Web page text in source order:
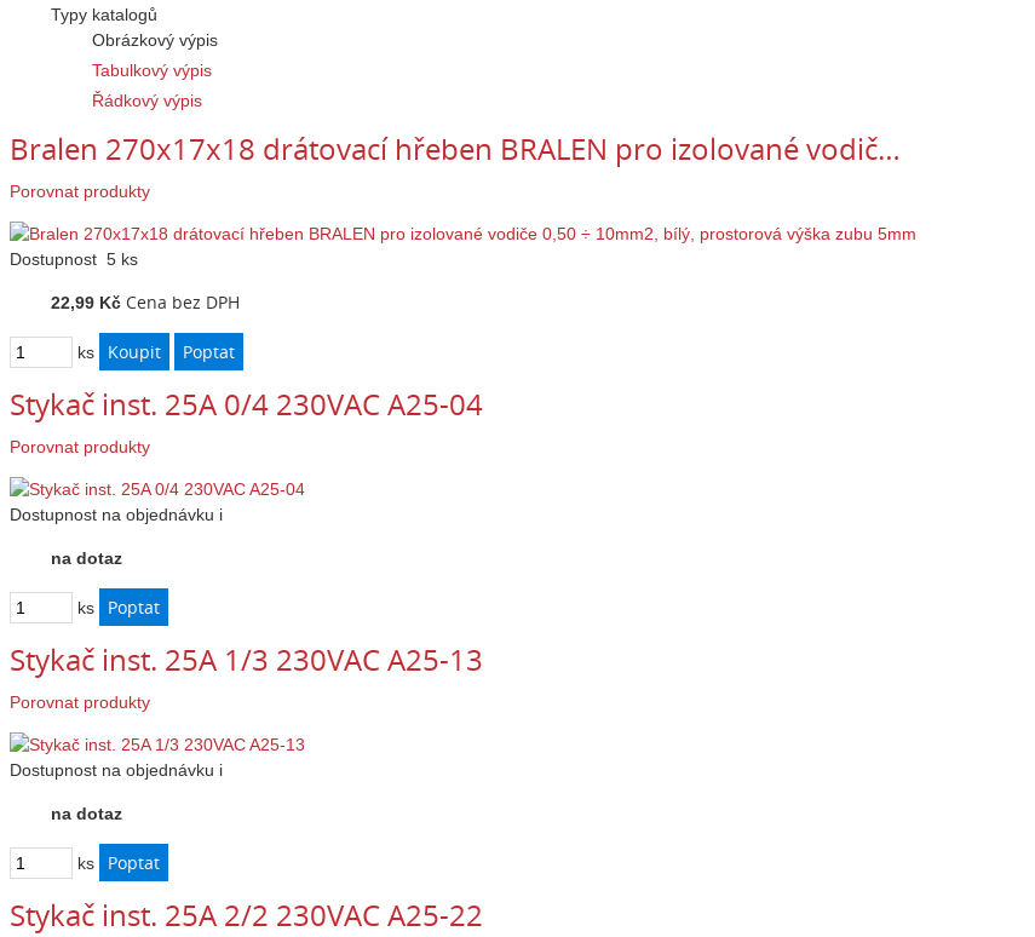
Typy katalogů
Obrázkový výpis
Tabulkový výpis
Řádkový výpis
Bralen 270x17x18 drátovací hřeben BRALEN pro izolované vodič…
Porovnat produkty
Dostupnost 5 ks
22,99 Kč Cena bez DPH
ks
Stykač inst. 25A 0/4 230VAC A25-04
Porovnat produkty
Dostupnost na objednávku i
na dotaz
ks
Stykač inst. 25A 1/3 230VAC A25-13
Porovnat produkty
Dostupnost na objednávku i
na dotaz
ks
Stykač inst. 25A 2/2 230VAC A25-22